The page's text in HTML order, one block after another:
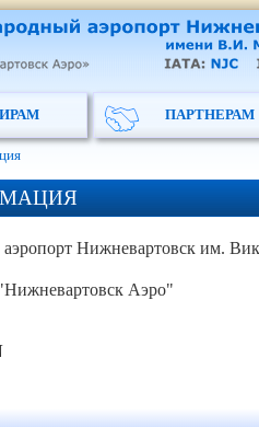
ПАРТНЕРАМ
Нижневартовск им.
Аэро"